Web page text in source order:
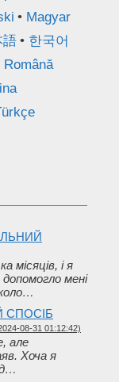
Magyar
語
한국어
Română
місяців, і я
мені
СПОСІБ
08-31 01:12:42)
але
Хоча я